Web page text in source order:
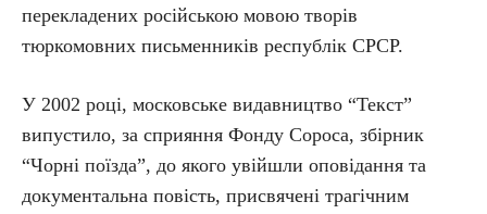
перекладених російською мовою творів
тюркомовних письменників республік СРСР.
У 2002 році, московське видавництво “Текст”
випустило, за сприяння Фонду Сороса, збірник
“Чорні поїзда”, до якого увійшли оповідання та
документальна повість, присвячені трагічним